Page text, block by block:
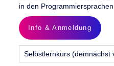
in den
Info & Anmeldung
Selbstlernkurs (demnächst